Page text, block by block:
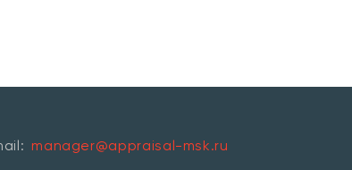
manager@appraisal-msk.ru